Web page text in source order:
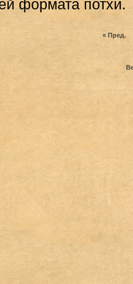
формата потхи.
« Пред.